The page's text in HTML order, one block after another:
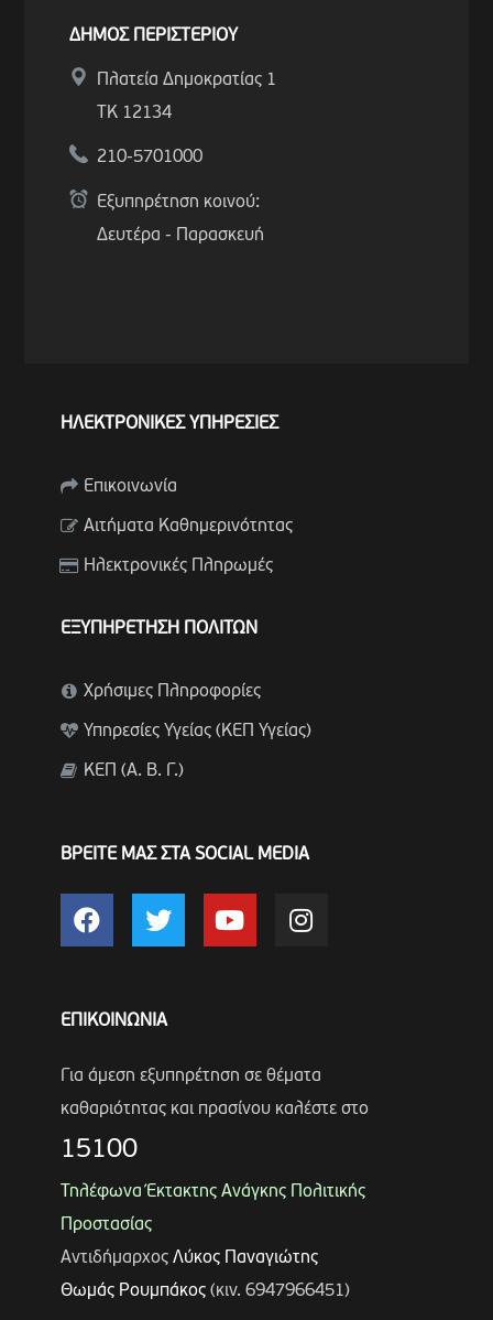
ΔΗΜΟΣ ΠΕΡΙΣΤΕΡΙΟΥ
Πλατεία Δημοκρατίας 1
ΤΚ 12134
210-5701000
Εξυπηρέτηση κοινού:
Δευτέρα - Παρασκευή
ΗΛΕΚΤΡΟΝΙΚΕΣ ΥΠΗΡΕΣΙΕΣ
Επικοινωνία
Αιτήματα Καθημερινότητας
Ηλεκτρονικές Πληρωμές
ΕΞΥΠΗΡΕΤΗΣΗ ΠΟΛΙΤΩΝ
Χρήσιμες Πληροφορίες
Υπηρεσίες Υγείας (ΚΕΠ Υγείας)
ΚΕΠ (Α. Β. Γ.)
ΒΡΕΙΤΕ ΜΑΣ ΣΤΑ SOCIAL MEDIA
ΕΠΙΚΟΙΝΩΝΙΑ
Για άμεση εξυπηρέτηση σε θέματα
καθαριότητας και πρασίνου καλέστε στο
15100
Τηλέφωνα Έκτακτης Ανάγκης Πολιτικής
Προστασίας
Αντιδήμαρχος Λύκος Παναγιώτης
Θωμάς Ρουμπάκος(κιν. 6947966451)